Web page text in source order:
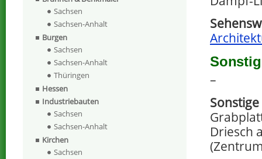
–
Driesch
Sachsen
Sachsen-Anhalt
Burgen
Sachsen
Sachsen-Anhalt
Thüringen
Hessen
Industriebauten
Sachsen
Sachsen-Anhalt
Kirchen
Sachsen